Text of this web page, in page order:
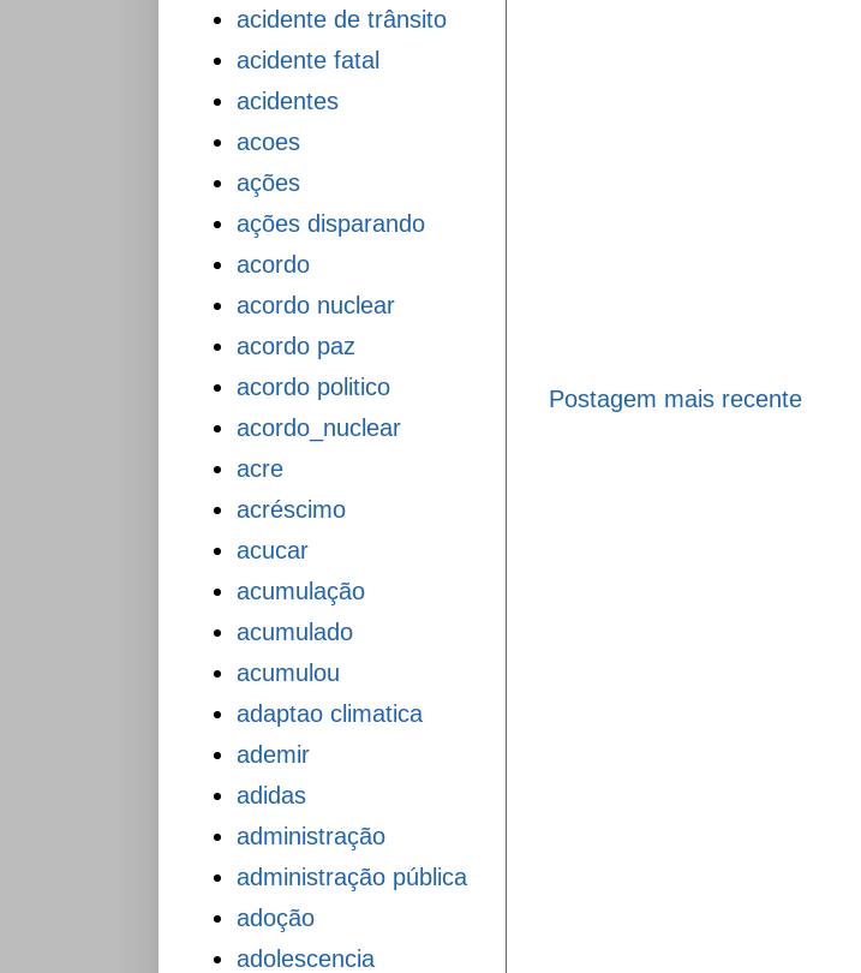
Postagem mais recente
acidente de trânsito
acidente fatal
acidentes
acoes
ações
ações disparando
acordo
acordo nuclear
acordo paz
acordo politico
acordo_nuclear
acre
acréscimo
acucar
acumulação
acumulado
acumulou
adaptao climatica
ademir
adidas
administração
administração pública
adoção
adolescencia